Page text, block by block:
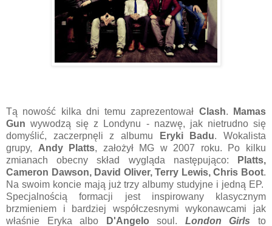
Tą nowość kilka dni temu zaprezentował Clash.
Mamas
Gunwywodzą się z Londynu - nazwę, jak nietrudno się
domyślić, zaczerpnęli z albumu
Eryki Badu. Wokalista
grupy, Andy Platts, założył MG w 2007 roku. Po kilku
zmianach obecny skład wygląda następująco:
Platts,
Cameron Dawson, David Oliver, Terry Lewis, Chris Boot.
Na swoim koncie mają już trzy albumy studyjne i jedną EP.
Specjalnością formacji jest inspirowany klasycznym
brzmieniem i bardziej współczesnymi wykonawcami jak
właśnie Eryka albo
D'Angelo soul. London Girls to